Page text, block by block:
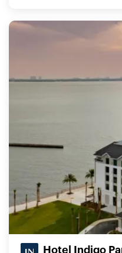
Hotel Indigo